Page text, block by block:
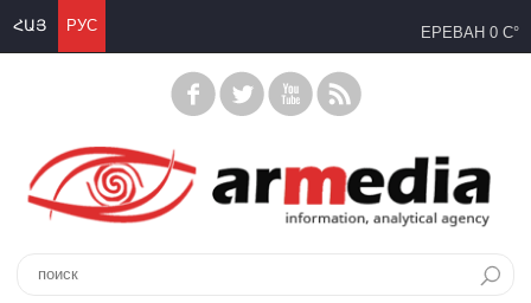
ՀԱՅ РУС ЕРЕВАН 0 C°